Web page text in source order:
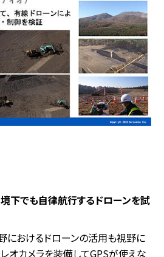
下でも自律航行するドローンを試
におけるドローンの活用も視野に
オカメラを装備してGPSが使えな